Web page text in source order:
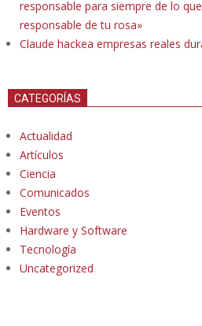
responsable para siempre de lo
responsable de tu rosa»
Claude hackea empresas reales
CATEGORÍAS
Actualidad
Artículos
Ciencia
Comunicados
Eventos
Hardware y Software
Tecnología
Uncategorized